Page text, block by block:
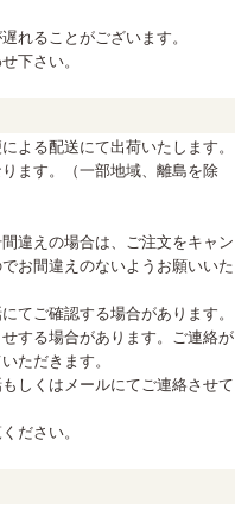
れることがございます。
下さい。
よる配送にて出荷いたします。
ます。（一部地域、離島を除
違えの場合は、ご注文をキャン
お間違えのないようお願いいた
てご確認する場合があります。
する場合があります。ご連絡が
ただきます。
しくはメールにてご連絡させて
ださい。